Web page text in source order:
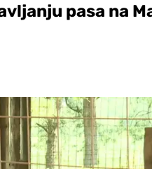
pasa na